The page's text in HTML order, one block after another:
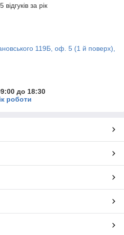
за рік
119Б, оф. 5 (1 й поверх),
до 18:30
роботи